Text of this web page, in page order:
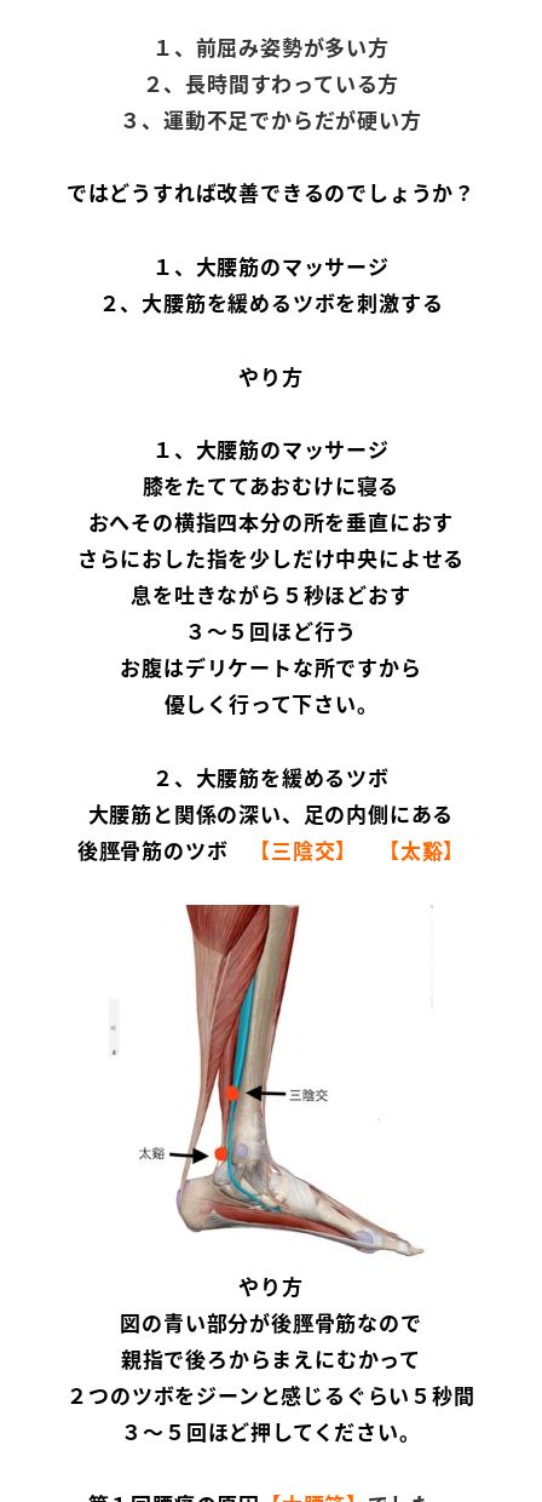
１、前屈み姿勢が多い方
２、長時間すわっている方
３、運動不足でからだが硬い方
ではどうすれば改善できるのでしょうか？
１、大腰筋のマッサージ
２、大腰筋を緩めるツボを刺激する
やり方
１、大腰筋のマッサージ
膝をたててあおむけに寝る
おへその横指四本分の所を垂直におす
さらにおした指を少しだけ中央によせる
息を吐きながら５秒ほどおす
３～５回ほど行う
お腹はデリケートな所ですから
優しく行って下さい。
２、大腰筋を緩めるツボ
大腰筋と関係の深い、足の内側にある
後脛骨筋のツボ
【三陰交】 【太谿】
やり方
図の青い部分が後脛骨筋なので
親指で後ろからまえにむかって
２つのツボをジーンと感じるぐらい５秒間
３～５回ほど押してください。